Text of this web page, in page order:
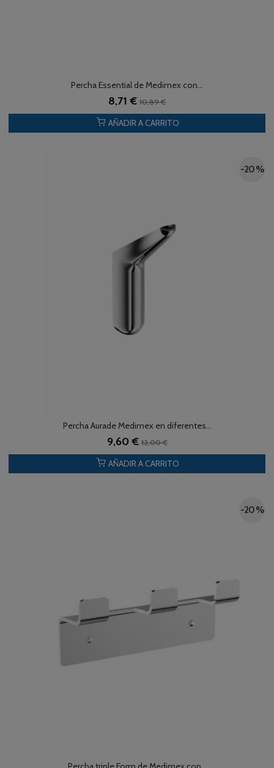
Percha Essential de Medimex con...
8,71 € 10,89 €
AÑADIR A CARRITO
-20 %
Percha Aurade Medimex en diferentes...
9,60 €12,00 €
AÑADIR A CARRITO
-20 %